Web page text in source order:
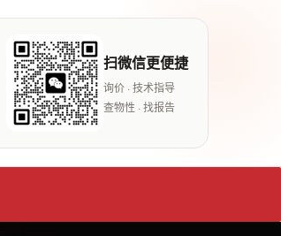
扫微信更便捷
询价 · 技术指导
查物性 · 找报告